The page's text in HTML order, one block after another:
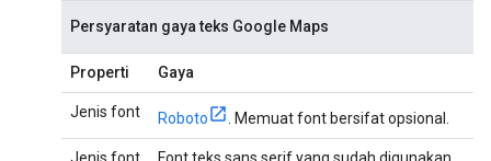
Persyaratan gaya teks Google Maps
Properti Gaya
Jenis font Roboto . Memuat font bersifat opsional.
Jenis font Font teks sans serif yang sudah digunakan